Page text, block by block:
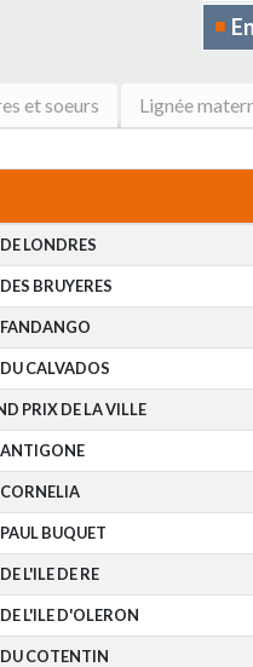
et soeurs Lignée
LONDRES
BRUYERES
CALVADOS
PRIX DE LA VILLE
BUQUET
L'ILE DE RE
L'ILE D'OLERON
COTENTIN